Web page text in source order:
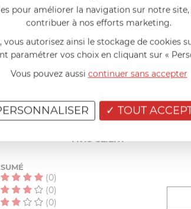
AIDE AU CHOIX
AVIS CLIENT
(0)
(0)
(0)
pour améliorer la navigation sur notre
contribuer à nos efforts marketing.
vous autorisez ainsi le stockage de cookies
paramétrer vos choix en cliquant sur «
Vous pouvez aussi continuer sans accepter
TOUT